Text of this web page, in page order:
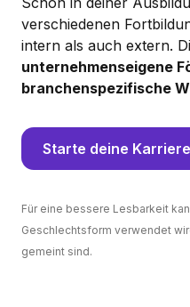
verschiedenen
intern als auch extern.
unternehmenseigene
branchenspezifische
Starte deine Karriere
Für eine bessere Lesbarkeit
Geschlechtsform verwendet
gemeint sind.